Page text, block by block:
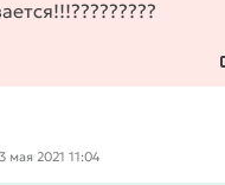
мая 2021 11:04